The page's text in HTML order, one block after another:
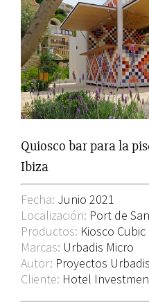
grande
Quiosco bar para la
Ibiza
Fecha: Junio 2021
Localización: Port de
Productos: Kiosco Cubic
Marcas: Urbadis Micro
Autor: Proyectos
Cliente: Hotel